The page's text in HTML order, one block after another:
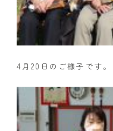
4月20日のご様子です。